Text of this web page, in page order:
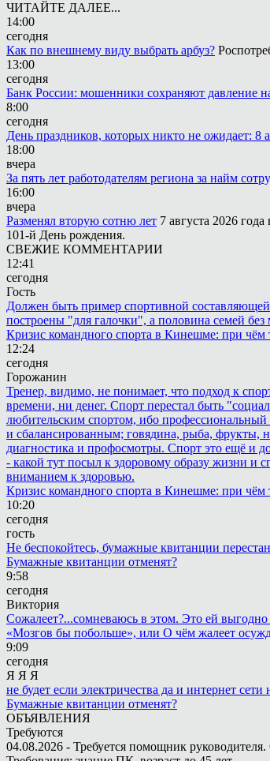
ЧИТАЙТЕ ДАЛЕЕ...
14:00
сегодня
Как по внешнему виду выбрать арбуз?
13:00
сегодня
Банк России: мошенники сохраняют давление
8:00
сегодня
День праздников, которых никто не ожидает: 8
18:00
вчера
За пять лет работодателям региона за найм
16:00
вчера
Разменял вторую сотню лет 7 августа 2026
101-й День рождения.
СВЕЖИЕ КОММЕНТАРИИ
12:41
сегодня
Гость
Должен быть пример спортивной
построены "для галочки", а половина семей
Кризис командного спорта в Кинешме: при
12:24
сегодня
Горожанин
Тренер, видимо, не понимает, что подход к
времени, ни денег. Спорт перестал быть
любительским спортом, ибо профессиональный
и сбалансированным; говядина, рыба, фрукты,
диагностика и профосмотры. Спорт это ещё и
- какой тут посыл к здоровому образу жизни и
вниманием к здоровью.
Кризис командного спорта в Кинешме: при
10:20
сегодня
гость
Не беспокойтесь, бумажные квитанции
Бумажные квитанции отменят?
9:58
сегодня
Виктория
Сожалеет?...сомневаюсь в этом. Это ей выгодно
«Мозгов бы побольше», или О чём жалеет
9:09
сегодня
Я Я Я
не будет если электричества да и интернет
Бумажные квитанции отменят?
ОБЪЯВЛЕНИЯ
Требуются
04.08.2026 - Требуется помощник